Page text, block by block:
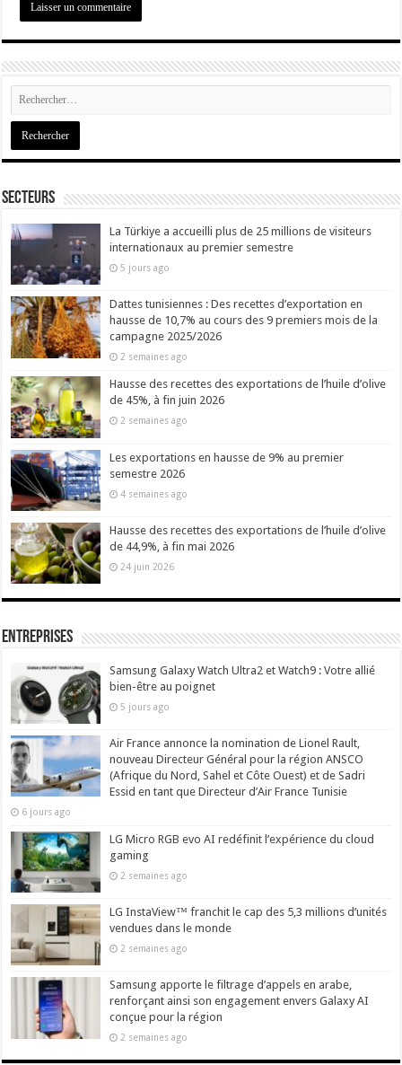
Secteurs
La Türkiye a accueilli plus de 25 millions de visiteurs
internationaux au premier semestre
5 jours ago
Dattes tunisiennes : Des recettes d’exportation en
hausse de 10,7% au cours des 9 premiers mois de la
campagne 2025/2026
2 semaines ago
Hausse des recettes des exportations de l’huile d’olive
de 45%, à fin juin 2026
2 semaines ago
Les exportations en hausse de 9% au premier
semestre 2026
4 semaines ago
Hausse des recettes des exportations de l’huile d’olive
de 44,9%, à fin mai 2026
24 juin 2026
Entreprises
Samsung Galaxy Watch Ultra2 et Watch9 : Votre allié
bien-être au poignet
5 jours ago
Air France annonce la nomination de Lionel Rault,
nouveau Directeur Général pour la région ANSCO
(Afrique du Nord, Sahel et Côte Ouest) et de Sadri
Essid en tant que Directeur d’Air France Tunisie
6 jours ago
LG Micro RGB evo AI redéfinit l’expérience du cloud
gaming
2 semaines ago
LG InstaView™ franchit le cap des 5,3 millions d’unités
vendues dans le monde
2 semaines ago
Samsung apporte le filtrage d’appels en arabe,
renforçant ainsi son engagement envers Galaxy AI
conçue pour la région
2 semaines ago